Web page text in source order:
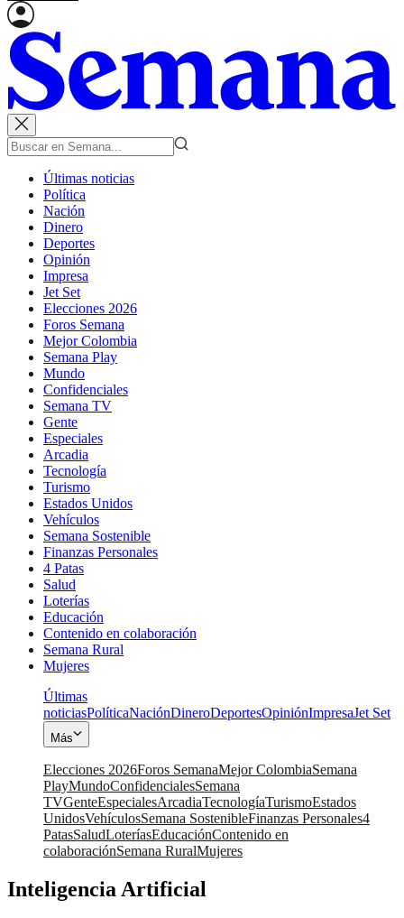
Últimas noticias
Política
Nación
Dinero
Deportes
Opinión
Impresa
Jet Set
Elecciones 2026
Foros Semana
Mejor Colombia
Semana Play
Mundo
Confidenciales
Semana TV
Gente
Especiales
Arcadia
Tecnología
Turismo
Estados Unidos
Vehículos
Semana Sostenible
Finanzas Personales
4 Patas
Salud
Loterías
Educación
Contenido en colaboración
Semana Rural
Mujeres
Últimas
noticiasPolíticaNaciónDineroDeportesOpiniónImpresaJet Set
Más
Elecciones 2026Foros SemanaMejor ColombiaSemana
PlayMundoConfidencialesSemana
TVGenteEspecialesArcadiaTecnologíaTurismoEstados
UnidosVehículosSemana SostenibleFinanzas Personales4
PatasSaludLoteríasEducaciónContenido en
colaboraciónSemana RuralMujeres
Inteligencia Artificial